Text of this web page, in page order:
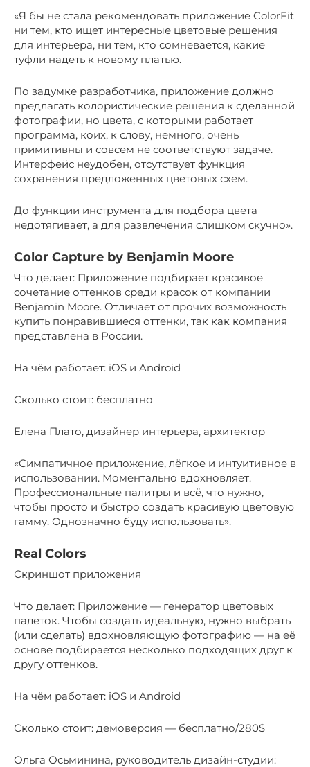
«Я бы не стала рекомендовать приложение ColorFit
ни тем, кто ищет интересные цветовые решения
для интерьера, ни тем, кто сомневается, какие
туфли надеть к новому платью.
По задумке разработчика, приложение должно
предлагать колористические решения к сделанной
фотографии, но цвета, с которыми работает
программа, коих, к слову, немного, очень
примитивны и совсем не соответствуют задаче.
Интерфейс неудобен, отсутствует функция
сохранения предложенных цветовых схем.
До функции инструмента для подбора цвета
недотягивает, а для развлечения слишком скучно».
Color Capture by Benjamin Moore
Что делает: Приложение подбирает красивое
сочетание оттенков среди красок от компании
Benjamin Moore. Отличает от прочих возможность
купить понравившиеся оттенки, так как компания
представлена в России.
На чём работает: iOS и Android
Сколько стоит: бесплатно
Елена Плато, дизайнер интерьера, архитектор
«Симпатичное приложение, лёгкое и интуитивное в
использовании. Моментально вдохновляет.
Профессиональные палитры и всё, что нужно,
чтобы просто и быстро создать красивую цветовую
гамму. Однозначно буду использовать».
Real Colors
Скриншот приложения
Что делает: Приложение — генератор цветовых
палеток. Чтобы создать идеальную, нужно выбрать
(или сделать) вдохновляющую фотографию — на её
основе подбирается несколько подходящих друг к
другу оттенков.
На чём работает: iOS и Android
Сколько стоит: демоверсия — бесплатно/280$
Ольга Осьминина, руководитель дизайн-студии: